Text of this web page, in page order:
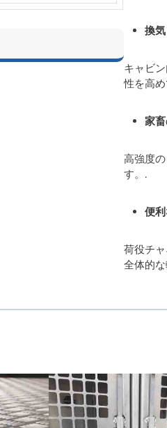
換
キャビ
性を高
家
高強度
す。.
便
荷役チ
全体的